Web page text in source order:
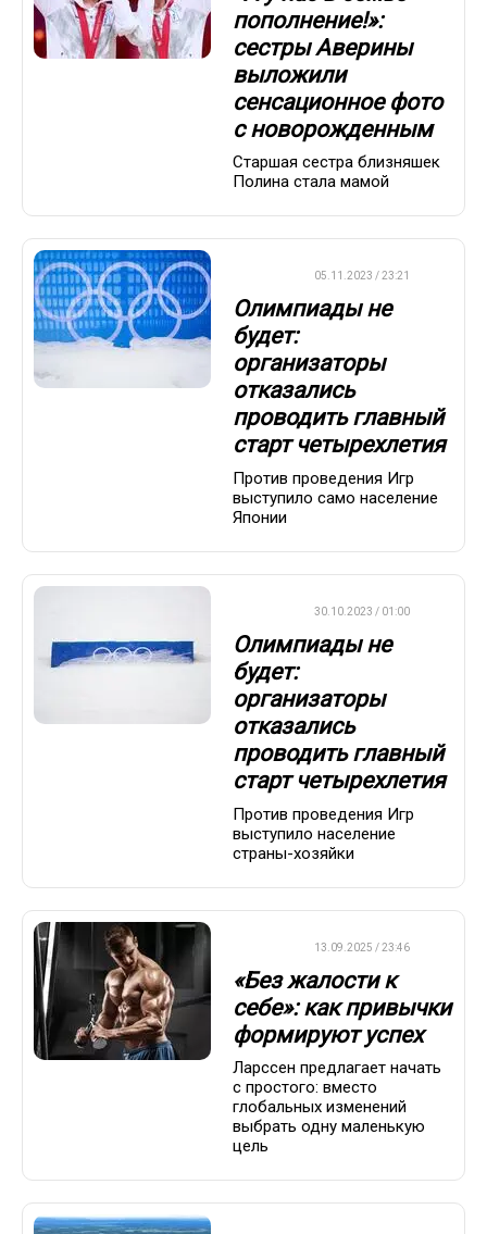
пополнение!»:
сестры Аверины
выложили
сенсационное фото
с новорожденным
Старшая сестра близняшек
Полина стала мамой
05.11.2023 / 23:21
Олимпиады не
будет:
организаторы
отказались
проводить главный
старт четырехлетия
Против проведения Игр
выступило само население
Японии
30.10.2023 / 01:00
Олимпиады не
будет:
организаторы
отказались
проводить главный
старт четырехлетия
Против проведения Игр
выступило население
страны-хозяйки
13.09.2025 / 23:46
«Без жалости к
себе»: как привычки
формируют успех
Ларссен предлагает начать
с простого: вместо
глобальных изменений
выбрать одну маленькую
цель